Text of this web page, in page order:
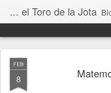
... el Toro de la Jota
FEB
8